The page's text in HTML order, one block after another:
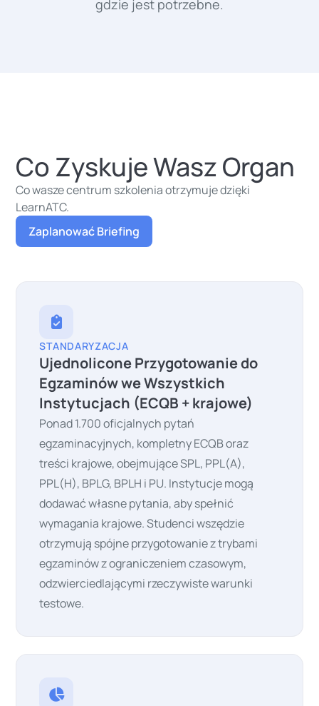
gdzie jest potrzebne.
Co Zyskuje Wasz Organ
Co wasze centrum szkolenia otrzymuje dzięki
LearnATC.
Zaplanować Briefing
STANDARYZACJA
Ujednolicone Przygotowanie do
Egzaminów we Wszystkich
Instytucjach (ECQB + krajowe)
Ponad 1.700 oficjalnych pytań
egzaminacyjnych, kompletny ECQB oraz
treści krajowe, obejmujące SPL, PPL(A),
PPL(H), BPLG, BPLH i PU. Instytucje mogą
dodawać własne pytania, aby spełnić
wymagania krajowe. Studenci wszędzie
otrzymują spójne przygotowanie z trybami
egzaminów z ograniczeniem czasowym,
odzwierciedlającymi rzeczywiste warunki
testowe.